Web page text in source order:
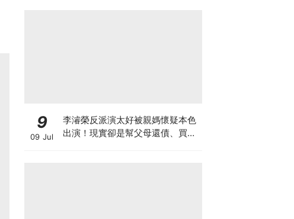
9
09 Jul
李濬榮反派演太好被親媽懷疑本色
出演！現實卻是幫父母還債、買車